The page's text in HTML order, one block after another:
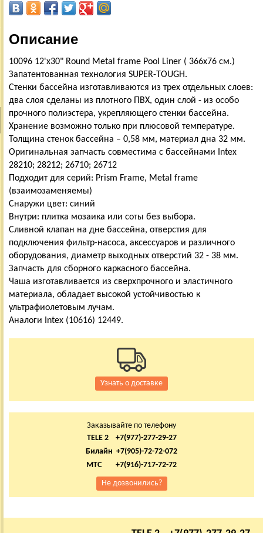
Описание
10096 12'x30" Round Metal frame Pool Liner ( 366х76 см.)
Запатентованная технология SUPER-TOUGH.
Стенки бассейна изготавливаются из трех отдельных слоев:
два слоя сделаны из плотного ПВХ, один слой - из особо
прочного полиэстера, укрепляющего стенки бассейна.
Хранение возможно только при плюсовой температуре.
Толщина стенок бассейна – 0,58 мм, материал дна 32 мм.
Оригинальная запчасть совместима с бассейнами Intex
28210; 28212; 26710; 26712
Подходит для серий: Prism Frame, Metal frame
(взаимозаменяемы)
Снаружи цвет: синий
Внутри: плитка мозаика или соты без выбора.
Сливной клапан на дне бассейна, отверстия для
подключения фильтр-насоса, аксессуаров и различного
оборудования, диаметр выходных отверстий 32 - 38 мм.
Запчасть для сборного каркасного бассейна.
Чаша изготавливается из сверхпрочного и эластичного
материала, обладает высокой устойчивостью к
ультрафиолетовым лучам.
Аналоги Intex (10616) 12449.
Узнать о доставке
Заказывайте по телефону
TELE 2 +7(977)-277-29-27
Билайн +7(905)-72-72-072
МТС +7(916)-717-72-72
Не дозвонились?